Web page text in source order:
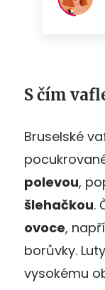
S čím
Bruselské
polevou,
šlehačkou.
ovoce,
borůvky.
vysokému